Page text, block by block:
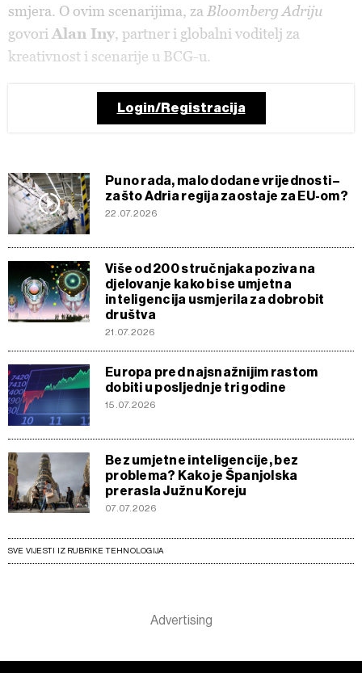
smjera. O ovim scenarijima, za Bloomberg Adriju
govori Alan Iny, partner i globalni voditelj za
kreativnost i scenarije u BCG-u.
Login/Registracija
Puno rada, malo dodane vrijednosti –
zašto Adria regija zaostaje za EU-om?
22.07.2026
Više od 200 stručnjaka poziva na
djelovanje kako bi se umjetna
inteligencija usmjerila za dobrobit
društva
21.07.2026
Europa pred najsnažnijim rastom
dobiti u posljednje tri godine
15.07.2026
Bez umjetne inteligencije, bez
problema? Kako je Španjolska
prerasla Južnu Koreju
07.07.2026
SVE VIJESTI IZ RUBRIKE TEHNOLOGIJA